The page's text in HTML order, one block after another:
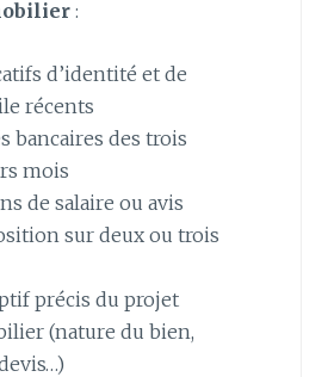
:
d’identité et de
récents
bancaires des trois
mois
de salaire ou avis
sur deux ou trois
précis du projet
(nature du bien,